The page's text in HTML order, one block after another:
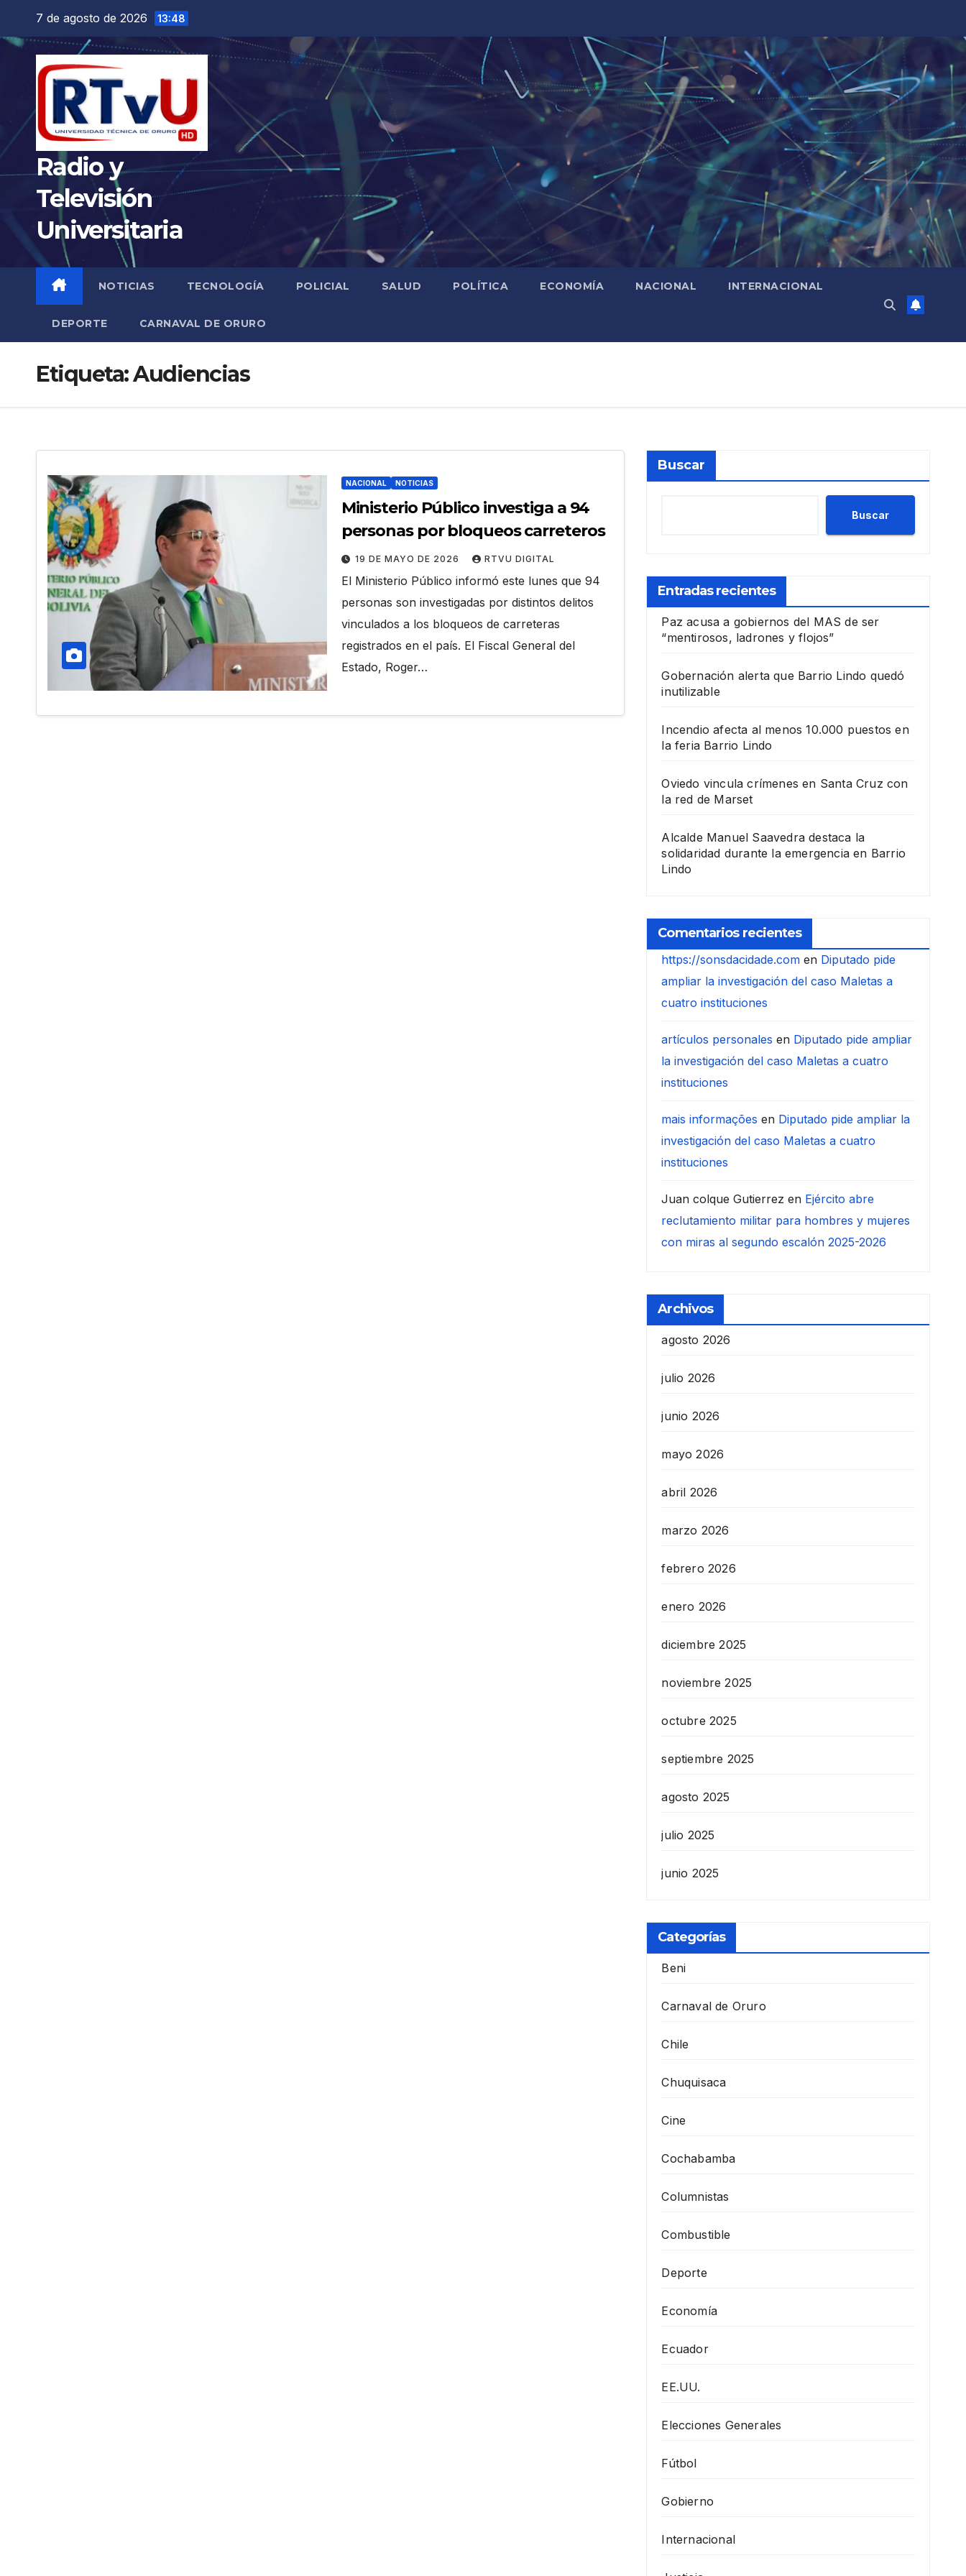
contenido
7 de agosto de 2026 13:48
Radio y
Televisión
Universitaria
NOTICIAS TECNOLOGÍA POLICIAL SALUD POLÍTICA ECONOMÍA NACIONAL INTERNACIONAL
DEPORTE CARNAVAL DE ORURO
Etiqueta:Audiencias
NACIONAL NOTICIAS
Ministerio Público investiga a 94
personas por bloqueos carreteros
19 DE MAYO DE 2026 RTVU DIGITAL
El Ministerio Público informó este lunes que 94
personas son investigadas por distintos delitos
vinculados a los bloqueos de carreteras
registrados en el país. El Fiscal General del
Estado, Roger…
Buscar
Buscar
Entradas recientes
Paz acusa a gobiernos del MAS de ser
“mentirosos, ladrones y flojos”
Gobernación alerta que Barrio Lindo quedó
inutilizable
Incendio afecta al menos 10.000 puestos en
la feria Barrio Lindo
Oviedo vincula crímenes en Santa Cruz con
la red de Marset
Alcalde Manuel Saavedra destaca la
solidaridad durante la emergencia en Barrio
Lindo
Comentarios recientes
https://sonsdacidade.com en Diputado pide
ampliar la investigación del caso Maletas a
cuatro instituciones
artículos personales en Diputado pide ampliar
la investigación del caso Maletas a cuatro
instituciones
mais informações en Diputado pide ampliar la
investigación del caso Maletas a cuatro
instituciones
Juan colque Gutierrez en Ejército abre
reclutamiento militar para hombres y mujeres
con miras al segundo escalón 2025-2026
Archivos
agosto 2026
julio 2026
junio 2026
mayo 2026
abril 2026
marzo 2026
febrero 2026
enero 2026
diciembre 2025
noviembre 2025
octubre 2025
septiembre 2025
agosto 2025
julio 2025
junio 2025
Categorías
Beni
Carnaval de Oruro
Chile
Chuquisaca
Cine
Cochabamba
Columnistas
Combustible
Deporte
Economía
Ecuador
EE.UU.
Elecciones Generales
Fútbol
Gobierno
Internacional